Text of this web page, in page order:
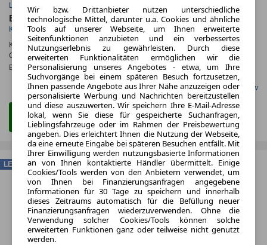
Leasingfaktor
Benzin
Kraftstoff
Kraftstoffverbr.¹: ca. 6,2 l/100km(komb.)
CO
-Emissionen*: ca. 141 g/km(komb.)
Effizienzklasse: E
Gefunden auf Carwow
Zum Leasing Angebot
LEASING
Wir bzw. Drittanbieter nutzen unterschiedliche
technologische Mittel, darunter u.a. Cookies und ähnliche
Tools auf unserer Webseite, um Ihnen erweiterte
Seitenfunktionen anzubieten und ein verbessertes
Nutzungserlebnis zu gewährleisten. Durch diese
erweiterten Funktionalitäten ermöglichen wir die
Personalisierung unseres Angebotes - etwa, um Ihre
Suchvorgänge bei einem späteren Besuch fortzusetzen,
Ihnen passende Angebote aus Ihrer Nähe anzuzeigen oder
personalisierte Werbung und Nachrichten bereitzustellen
und diese auszuwerten. Wir speichern Ihre E-Mail-Adresse
lokal, wenn Sie diese für gespeicherte Suchanfragen,
Lieblingsfahrzeuge oder im Rahmen der Preisbewertung
angeben. Dies erleichtert Ihnen die Nutzung der Webseite,
da eine erneute Eingabe bei späteren Besuchen entfällt. Mit
Ihrer Einwilligung werden nutzungsbasierte Informationen
an von Ihnen kontaktierte Händler übermittelt. Einige
Cookies/Tools werden von den Anbietern verwendet, um
von Ihnen bei Finanzierungsanfragen angegebene
Informationen für 30 Tage zu speichern und innerhalb
dieses Zeitraums automatisch für die Befüllung neuer
Finanzierungsanfragen wiederzuverwenden. Ohne die
Verwendung solcher Cookies/Tools können solche
erweiterten Funktionen ganz oder teilweise nicht genutzt
werden.